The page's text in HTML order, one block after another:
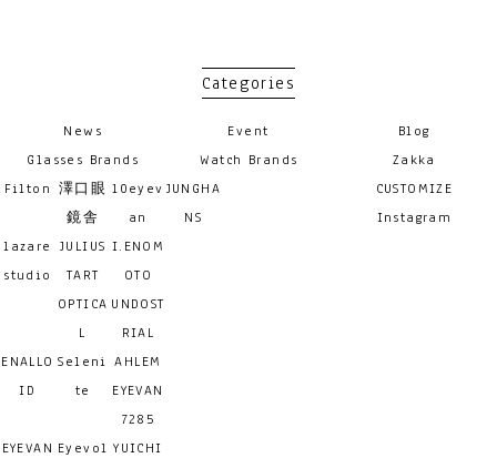
Categories
News Event
Blog
Glasses Brands
Filton 澤口眼
鏡舎
10eyev
an
lazare
studio
JULIUS
TART
OPTICA
L
I.ENOM
OTO
UNDOST
RIAL
ENALLO
ID
Seleni
te
AHLEM
EYEVAN
7285
EYEVAN Eyevol YUICHI
Watch Brands
JUNGHA
NS
Zakka
CUSTOMIZE
Instagram